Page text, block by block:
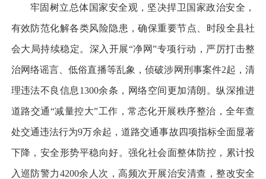
牢固树立总体国家安全观，坚决捍卫国家政治安全，
有效防范化解各类风险隐患，确保重要节点、时段全县社
会大局持续稳定。深入开展“净网”专项行动，严厉打击整
治网络谣言、低俗直播等乱象，侦破涉网刑事案件2起，清
理违法不良信息1300余条，网络空间更加清朗。纵深推进
道路交通“减量控大”工作，常态化开展秩序整治，全年查
处交通违法行为9万余起，道路交通事故四项指标全面显著
下降，安全形势平稳向好。强化社会面整体防控，累计投
入巡防警力4200余人次，高频次开展治安清查，整改安全